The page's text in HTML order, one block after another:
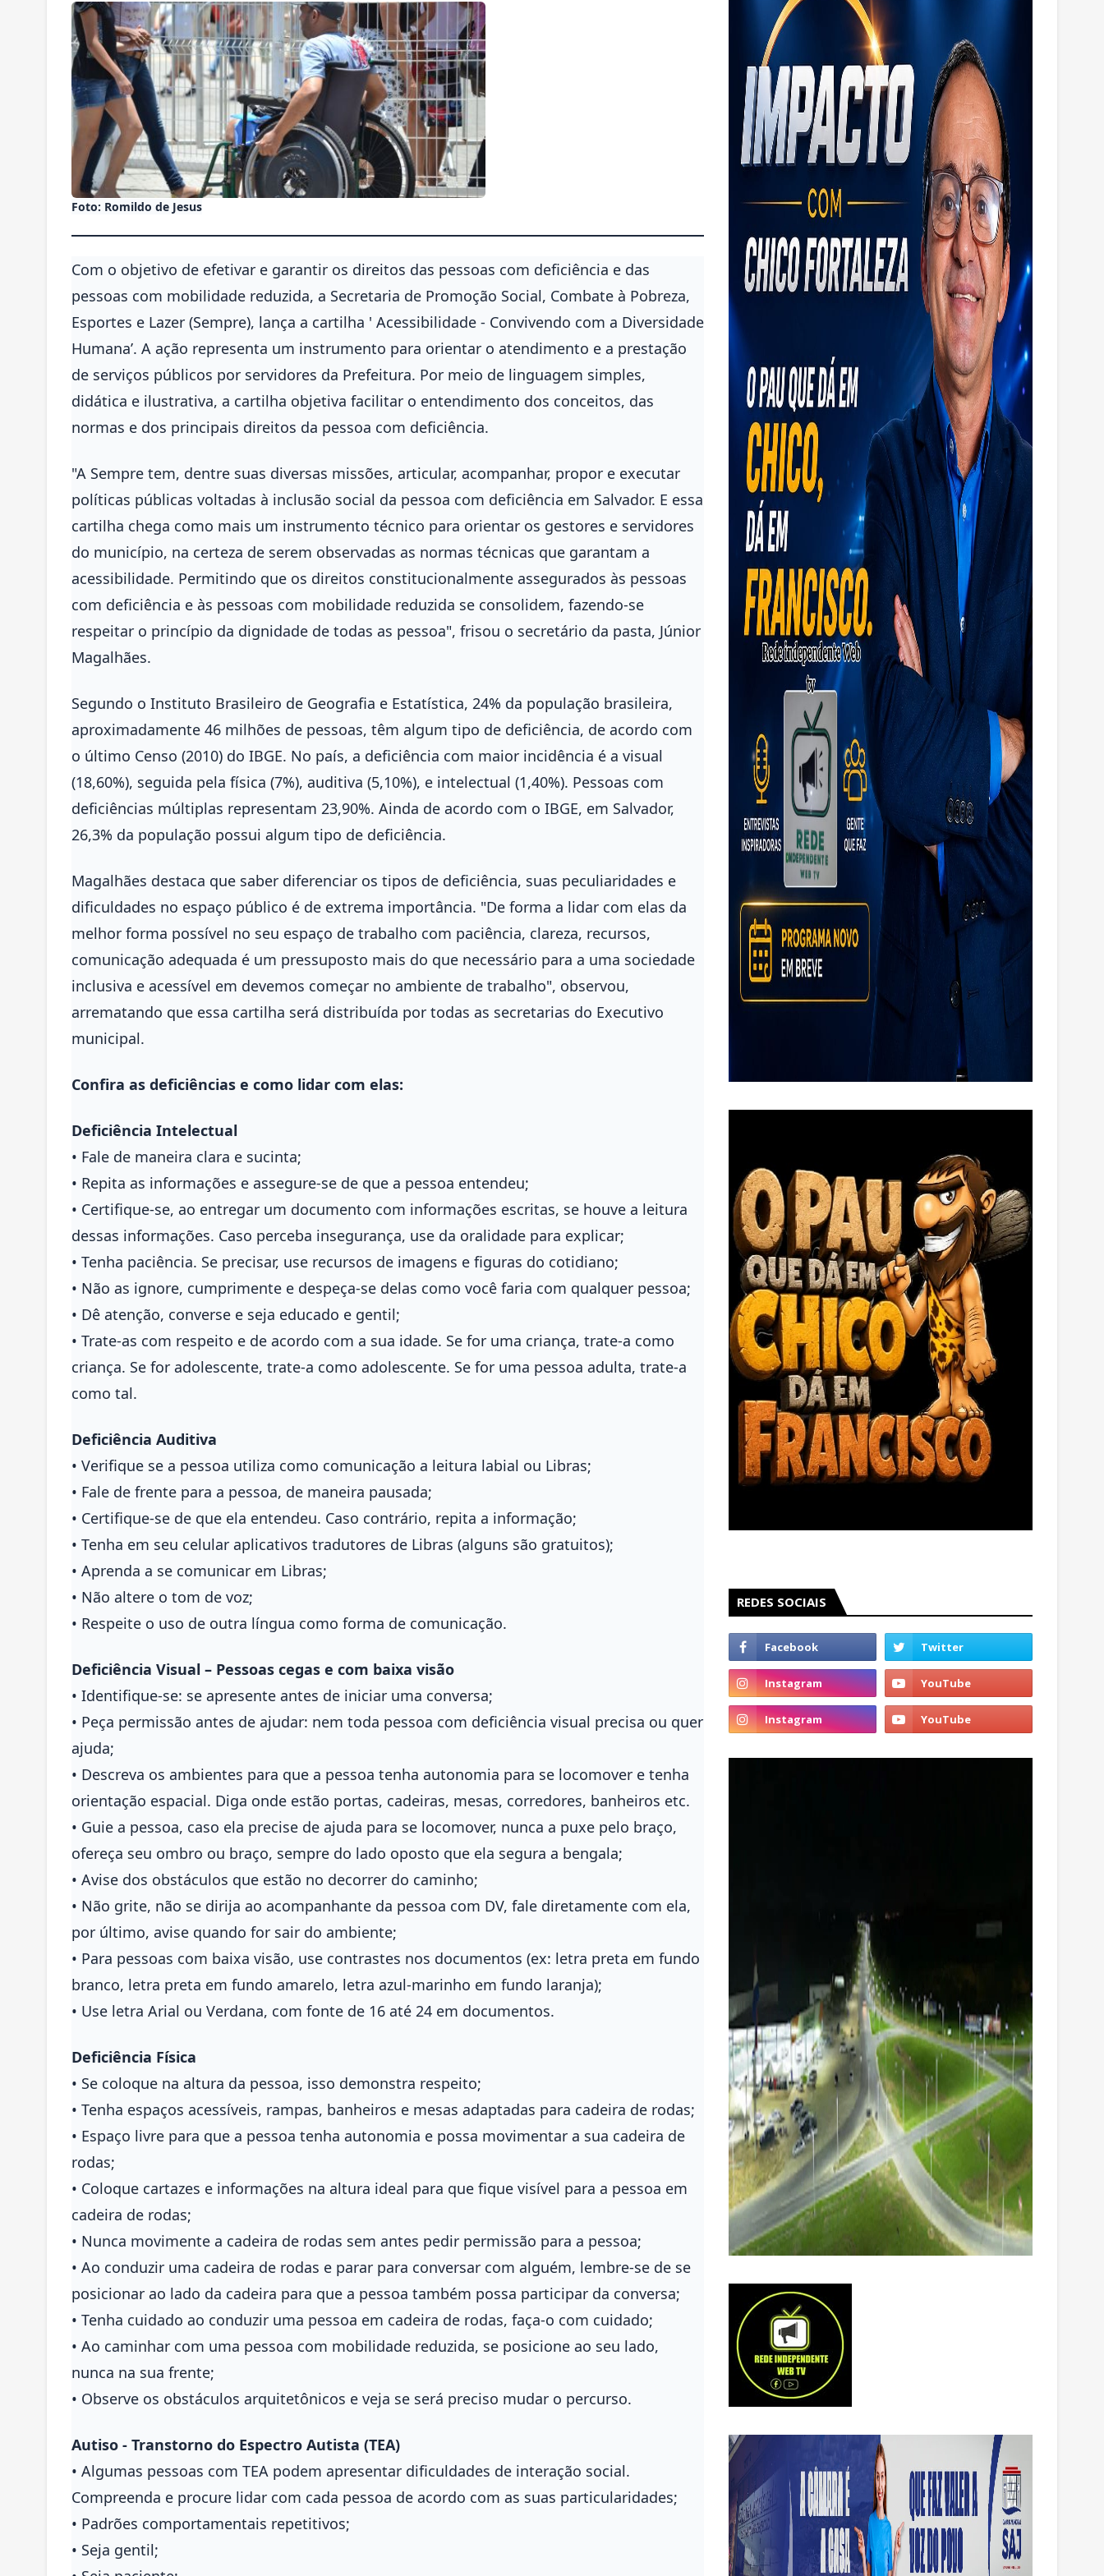
Foto: Romildo de Jesus
Com o objetivo de efetivar e garantir os direitos das pessoas com deficiência e das
pessoas com mobilidade reduzida, a Secretaria de Promoção Social, Combate à Pobreza,
Esportes e Lazer (Sempre), lança a cartilha ' Acessibilidade - Convivendo com a Diversidade
Humana’. A ação representa um instrumento para orientar o atendimento e a prestação
de serviços públicos por servidores da Prefeitura. Por meio de linguagem simples,
didática e ilustrativa, a cartilha objetiva facilitar o entendimento dos conceitos, das
normas e dos principais direitos da pessoa com deficiência.
"A Sempre tem, dentre suas diversas missões, articular, acompanhar, propor e executar
políticas públicas voltadas à inclusão social da pessoa com deficiência em Salvador. E essa
cartilha chega como mais um instrumento técnico para orientar os gestores e servidores
do município, na certeza de serem observadas as normas técnicas que garantam a
acessibilidade. Permitindo que os direitos constitucionalmente assegurados às pessoas
com deficiência e às pessoas com mobilidade reduzida se consolidem, fazendo-se
respeitar o princípio da dignidade de todas as pessoa", frisou o secretário da pasta, Júnior
Magalhães.
Segundo o Instituto Brasileiro de Geografia e Estatística, 24% da população brasileira,
aproximadamente 46 milhões de pessoas, têm algum tipo de deficiência, de acordo com
o último Censo (2010) do IBGE. No país, a deficiência com maior incidência é a visual
(18,60%), seguida pela física (7%), auditiva (5,10%), e intelectual (1,40%). Pessoas com
deficiências múltiplas representam 23,90%. Ainda de acordo com o IBGE, em Salvador,
26,3% da população possui algum tipo de deficiência.
Magalhães destaca que saber diferenciar os tipos de deficiência, suas peculiaridades e
dificuldades no espaço público é de extrema importância. "De forma a lidar com elas da
melhor forma possível no seu espaço de trabalho com paciência, clareza, recursos,
comunicação adequada é um pressuposto mais do que necessário para a uma sociedade
inclusiva e acessível em devemos começar no ambiente de trabalho", observou,
arrematando que essa cartilha será distribuída por todas as secretarias do Executivo
municipal.
Confira as deficiências e como lidar com elas:
Deficiência Intelectual
• Fale de maneira clara e sucinta;
• Repita as informações e assegure-se de que a pessoa entendeu;
• Certifique-se, ao entregar um documento com informações escritas, se houve a leitura
dessas informações. Caso perceba insegurança, use da oralidade para explicar;
• Tenha paciência. Se precisar, use recursos de imagens e figuras do cotidiano;
• Não as ignore, cumprimente e despeça-se delas como você faria com qualquer pessoa;
• Dê atenção, converse e seja educado e gentil;
• Trate-as com respeito e de acordo com a sua idade. Se for uma criança, trate-a como
criança. Se for adolescente, trate-a como adolescente. Se for uma pessoa adulta, trate-a
como tal.
Deficiência Auditiva
• Verifique se a pessoa utiliza como comunicação a leitura labial ou Libras;
• Fale de frente para a pessoa, de maneira pausada;
• Certifique-se de que ela entendeu. Caso contrário, repita a informação;
• Tenha em seu celular aplicativos tradutores de Libras (alguns são gratuitos);
• Aprenda a se comunicar em Libras;
• Não altere o tom de voz;
• Respeite o uso de outra língua como forma de comunicação.
Deficiência Visual – Pessoas cegas e com baixa visão
• Identifique-se: se apresente antes de iniciar uma conversa;
• Peça permissão antes de ajudar: nem toda pessoa com deficiência visual precisa ou quer
ajuda;
• Descreva os ambientes para que a pessoa tenha autonomia para se locomover e tenha
orientação espacial. Diga onde estão portas, cadeiras, mesas, corredores, banheiros etc.
• Guie a pessoa, caso ela precise de ajuda para se locomover, nunca a puxe pelo braço,
ofereça seu ombro ou braço, sempre do lado oposto que ela segura a bengala;
• Avise dos obstáculos que estão no decorrer do caminho;
• Não grite, não se dirija ao acompanhante da pessoa com DV, fale diretamente com ela,
por último, avise quando for sair do ambiente;
• Para pessoas com baixa visão, use contrastes nos documentos (ex: letra preta em fundo
branco, letra preta em fundo amarelo, letra azul-marinho em fundo laranja);
• Use letra Arial ou Verdana, com fonte de 16 até 24 em documentos.
Deficiência Física
• Se coloque na altura da pessoa, isso demonstra respeito;
• Tenha espaços acessíveis, rampas, banheiros e mesas adaptadas para cadeira de rodas;
• Espaço livre para que a pessoa tenha autonomia e possa movimentar a sua cadeira de
rodas;
• Coloque cartazes e informações na altura ideal para que fique visível para a pessoa em
cadeira de rodas;
• Nunca movimente a cadeira de rodas sem antes pedir permissão para a pessoa;
• Ao conduzir uma cadeira de rodas e parar para conversar com alguém, lembre-se de se
posicionar ao lado da cadeira para que a pessoa também possa participar da conversa;
• Tenha cuidado ao conduzir uma pessoa em cadeira de rodas, faça-o com cuidado;
• Ao caminhar com uma pessoa com mobilidade reduzida, se posicione ao seu lado,
nunca na sua frente;
• Observe os obstáculos arquitetônicos e veja se será preciso mudar o percurso.
Autiso - Transtorno do Espectro Autista (TEA)
• Algumas pessoas com TEA podem apresentar dificuldades de interação social.
Compreenda e procure lidar com cada pessoa de acordo com as suas particularidades;
• Padrões comportamentais repetitivos;
• Seja gentil;
REDES SOCIAIS